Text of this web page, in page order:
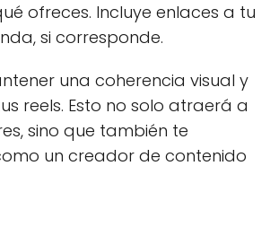
ofreces. Incluye enlaces a tu
si corresponde.
una coherencia visual y
reels. Esto no solo atraerá a
sino que también te
un creador de contenido